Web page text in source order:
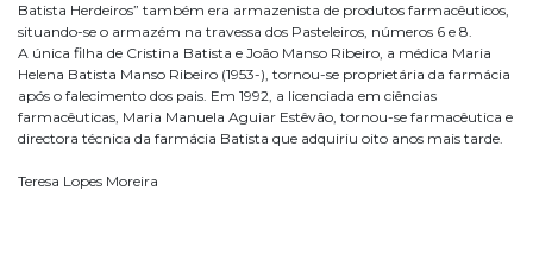
Batista Herdeiros” também era armazenista de produtos farmacêuticos,
situando-se o armazém na travessa dos Pasteleiros, números 6 e 8.
A única filha de Cristina Batista e João Manso Ribeiro, a médica Maria
Helena Batista Manso Ribeiro (1953-), tornou-se proprietária da farmácia
após o falecimento dos pais. Em 1992, a licenciada em ciências
farmacêuticas, Maria Manuela Aguiar Estêvão, tornou-se farmacêutica e
directora técnica da farmácia Batista que adquiriu oito anos mais tarde.
Teresa Lopes Moreira